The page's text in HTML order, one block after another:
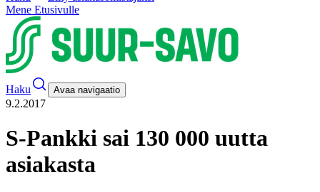
Mene Etusivulle
Haku Avaa navigaatio
9.2.2017
S-Pankki sai 130 000 uutta
asiakasta